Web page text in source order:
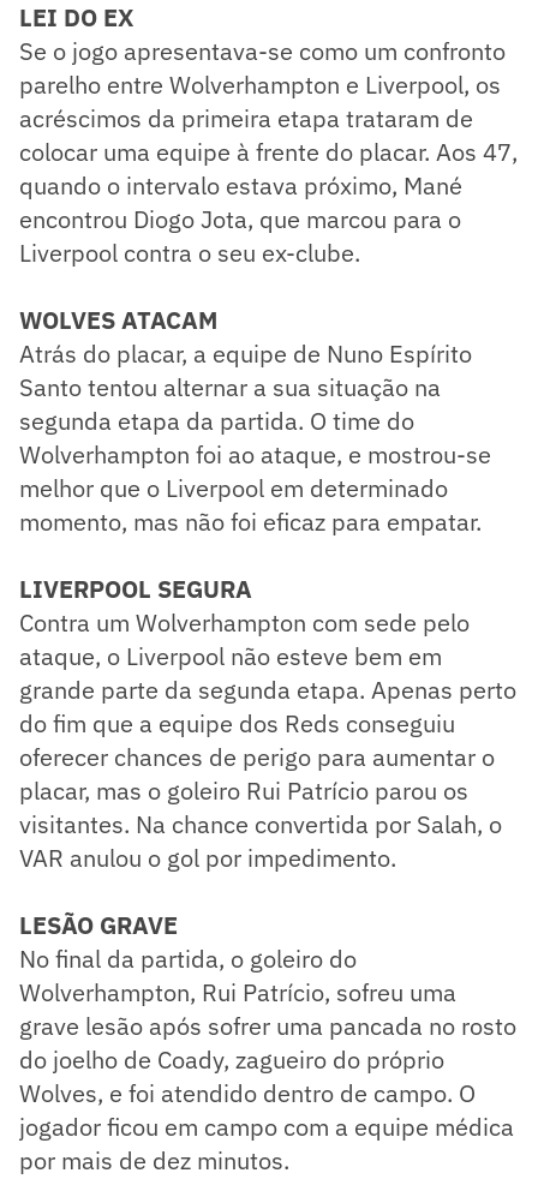
LEI DO EX
Se o jogo apresentava-se como um confronto
parelho entre Wolverhampton e Liverpool, os
acréscimos da primeira etapa trataram de
colocar uma equipe à frente do placar. Aos 47,
quando o intervalo estava próximo, Mané
encontrou Diogo Jota, que marcou para o
Liverpool contra o seu ex-clube.
WOLVES ATACAM
Atrás do placar, a equipe de Nuno Espírito
Santo tentou alternar a sua situação na
segunda etapa da partida. O time do
Wolverhampton foi ao ataque, e mostrou-se
melhor que o Liverpool em determinado
momento, mas não foi eficaz para empatar.
LIVERPOOL SEGURA
​Contra um Wolverhampton com sede pelo
ataque, o Liverpool não esteve bem em
grande parte da segunda etapa. Apenas perto
do fim que a equipe dos Reds conseguiu
oferecer chances de perigo para aumentar o
placar, mas o goleiro Rui Patrício parou os
visitantes. Na chance convertida por Salah, o
VAR anulou o gol por impedimento.
LESÃO GRAVE
No final da partida, o goleiro do
Wolverhampton, Rui Patrício, sofreu uma
grave lesão após sofrer uma pancada no rosto
do joelho de Coady, zagueiro do próprio
Wolves, e foi atendido dentro de campo. O
jogador ficou em campo com a equipe médica
por mais de dez minutos.